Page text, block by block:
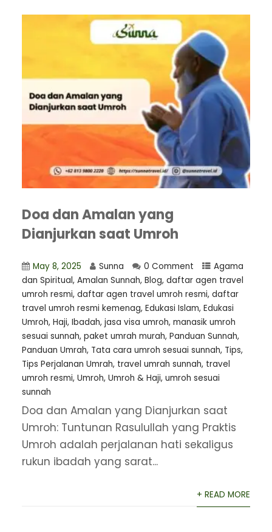
Doa dan Amalan yang
Dianjurkan saat Umroh
May 8, 2025 Sunna 0 Comment
Agama
dan Spiritual, Amalan Sunnah, Blog, daftar agen travel
umroh resmi, ⁠daftar agen travel umroh resmi, daftar
travel umroh resmi kemenag, Edukasi Islam, Edukasi
Umroh, Haji, Ibadah, jasa visa umroh, manasik umroh
sesuai sunnah, paket umrah murah, Panduan Sunnah,
Panduan Umrah, Tata cara umroh sesuai sunnah, Tips,
Tips Perjalanan Umrah, travel umrah sunnah, travel
umroh resmi, Umroh, Umroh & Haji, umroh sesuai
sunnah
Doa dan Amalan yang Dianjurkan saat
Umroh: Tuntunan Rasulullah yang Praktis
Umroh adalah perjalanan hati sekaligus
rukun ibadah yang sarat...
+ READ MORE